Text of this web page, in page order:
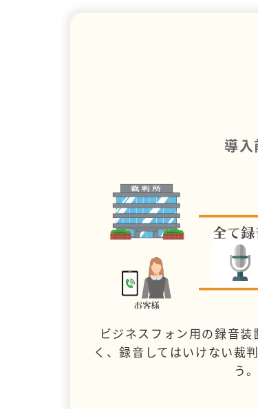
導入
ビジネスフォン用の録音
く、録音してはいけない裁
う。